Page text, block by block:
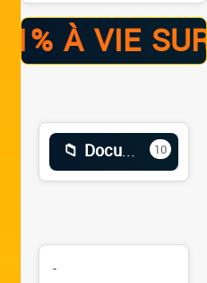
À VIE
10
📁 Documents
-